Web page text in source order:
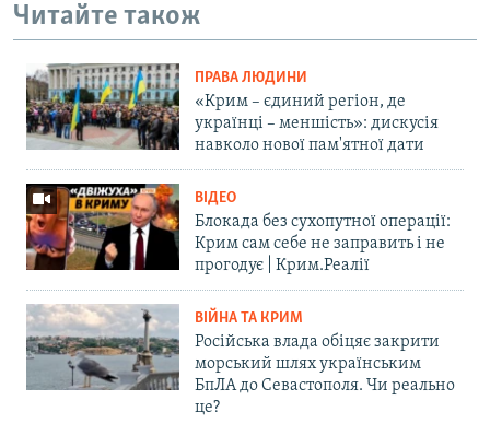
Читайте також
ПРАВА ЛЮДИНИ
«Крим – єдиний регіон, де
українці – меншість»: дискусія
навколо нової пам'ятної дати
ВІДЕО
Блокада без сухопутної операції:
Крим сам себе не заправить і не
прогодує | Крим.Реалії
ВІЙНА ТА КРИМ
Російська влада обіцяє закрити
морський шлях українським
БпЛА до Севастополя. Чи реально
це?